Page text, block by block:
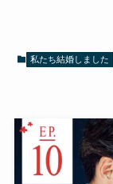
私たち結婚しました